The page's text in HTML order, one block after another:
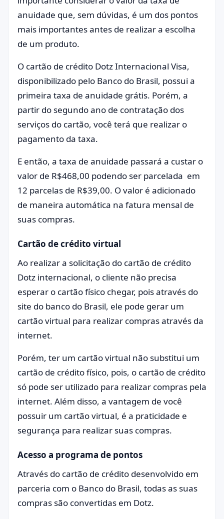
anuidade que, sem dúvidas, é um dos pontos
mais importantes antes de realizar a escolha
de um produto.
O cartão de crédito Dotz Internacional Visa,
disponibilizado pelo Banco do Brasil, possui a
primeira taxa de anuidade grátis. Porém, a
partir do segundo ano de contratação dos
serviços do cartão, você terá que realizar o
pagamento da taxa.
E então, a taxa de anuidade passará a custar o
valor de R$468,00 podendo ser parcelada em
12 parcelas de R$39,00. O valor é adicionado
de maneira automática na fatura mensal de
suas compras.
Cartão de crédito virtual
Ao realizar a solicitação do cartão de crédito
Dotz internacional, o cliente não precisa
esperar o cartão físico chegar, pois através do
site do banco do Brasil, ele pode gerar um
cartão virtual para realizar compras através da
internet.
Porém, ter um cartão virtual não substitui um
cartão de crédito físico, pois, o cartão de crédito
só pode ser utilizado para realizar compras pela
internet. Além disso, a vantagem de você
possuir um cartão virtual, é a praticidade e
segurança para realizar suas compras.
Acesso a programa de pontos
Através do cartão de crédito desenvolvido em
parceria com o Banco do Brasil, todas as suas
compras são convertidas em Dotz.